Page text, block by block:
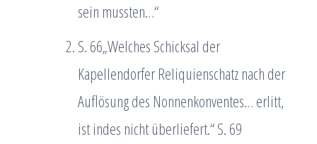
sein mussten…“
S. 66„Welches Schicksal der
Kapellendorfer Reliquienschatz nach der
Auflösung des Nonnenkonventes… erlitt,
ist indes nicht überliefert.“ S. 69